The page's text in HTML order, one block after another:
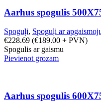
Aarhus spogulis
Spoguļi, Spoguļi ar
€228.69 (€189.00 + PVN)
Spogulis ar gaismu
Pievienot grozam
Aarhus spogulis